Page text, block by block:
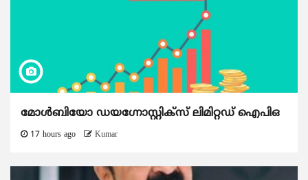
മോൾബിയോ ഡയഗ്നോസ്റ്റിക്സ് ലിമിറ്റഡ് ഐപിഒ
17 hours ago Kumar